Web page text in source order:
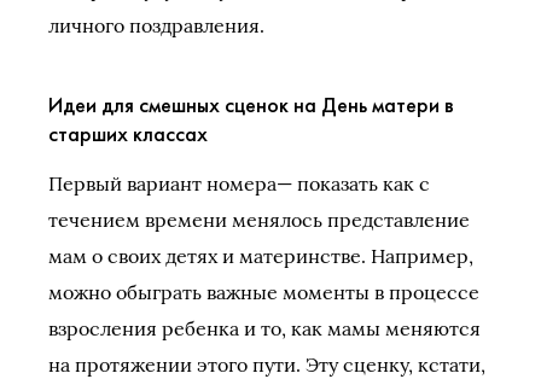
личного поздравления.
Идеи для смешных сценок на День матери в
старших классах
Первый вариант номера— показать как с
течением времени менялось представление
мам о своих детях и материнстве. Например,
можно обыграть важные моменты в процессе
взросления ребенка и то, как мамы меняются
на протяжении этого пути. Эту сценку, кстати,